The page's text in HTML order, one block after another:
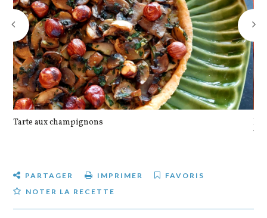
Tarte aux champignons
PARTAGER IMPRIMER
FAVORIS
NOTER LA RECETTE